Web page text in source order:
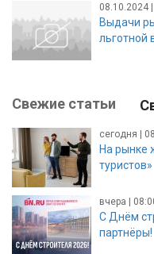
08.10.2024
Выдачи
льготной
Свежие статьи
сегодня |
На рынке
туристов»
вчера |
С Днём
партнёры!